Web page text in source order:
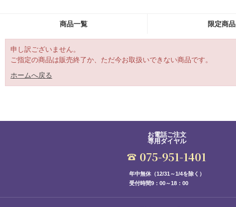
商品一覧 限定商品
申し訳ございません。
ご指定の商品は販売終了か、ただ今お取扱いできない商品です。
ホームへ戻る
お電話ご注文
専用ダイヤル
075-951-1401
年中無休（12/31～1/4を除く）
受付時間9：00～18：00